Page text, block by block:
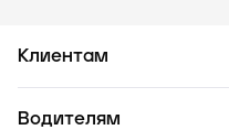
Клиентам
Водителям